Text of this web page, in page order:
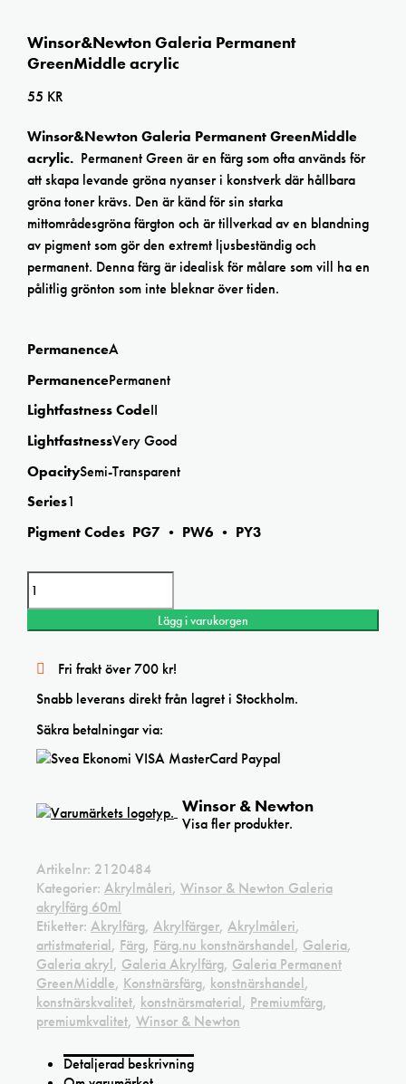
Winsor&Newton Galeria Permanent
GreenMiddle acrylic
55 KR
Winsor&Newton Galeria Permanent GreenMiddle
acrylic. Permanent Green är en färg som ofta används för
att skapa levande gröna nyanser i konstverk där hållbara
gröna toner krävs. Den är känd för sin starka
mittområdesgröna färgton och är tillverkad av en blandning
av pigment som gör den extremt ljusbeständig och
permanent. Denna färg är idealisk för målare som vill ha en
pålitlig grönton som inte bleknar över tiden.
PermanenceA
PermanencePermanent
Lightfastness CodeII
LightfastnessVery Good
OpacitySemi-Transparent
Series1
Pigment Codes PG7 • PW6 • PY3
Lägg i varukorgen
Fri frakt över 700 kr!
Snabb leverans direkt från lagret i Stockholm.
Säkra betalningar via:
Winsor & Newton
Visa fler produkter.
Artikelnr: 2120484
Kategorier: Akrylmåleri, Winsor & Newton Galeria
akrylfärg 60ml
Etiketter: Akrylfärg, Akrylfärger, Akrylmåleri,
artistmaterial, Färg, Färg.nu konstnärshandel, Galeria,
Galeria akryl, Galeria Akrylfärg, Galeria Permanent
GreenMiddle, Konstnärsfärg, konstnärshandel,
konstnärskvalitet, konstnärsmaterial, Premiumfärg,
premiumkvalitet, Winsor & Newton
Detaljerad beskrivning